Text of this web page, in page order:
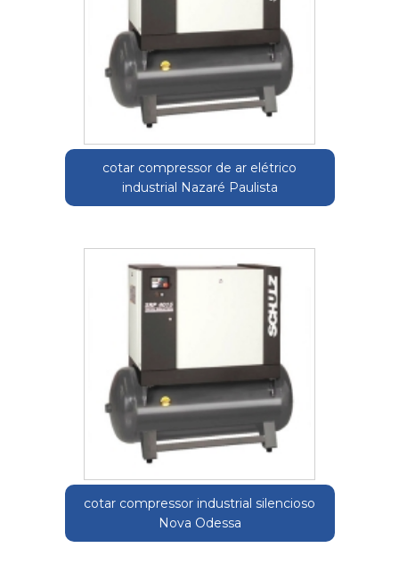
cotar compressor de ar elétrico
industrial Nazaré Paulista
cotar compressor industrial silencioso
Nova Odessa